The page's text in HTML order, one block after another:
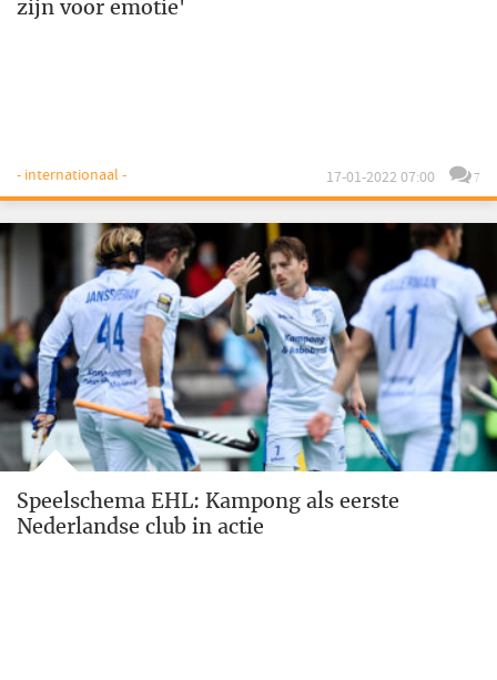
zijn voor emotie'
- internationaal - 17-01-2022 07:00 7
Speelschema EHL: Kampong als eerste
Nederlandse club in actie